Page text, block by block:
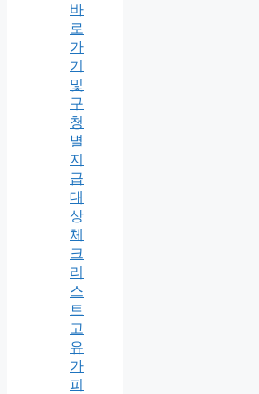
바
로
가
기
및
구
청
별
지
급
대
상
체
크
리
스
트
고
유
가
피